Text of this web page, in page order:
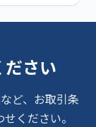
さい
ど、お取引条
ください。